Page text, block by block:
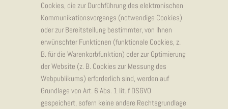
Cookies, die zur Durchführung des elektronischen
Kommunikationsvorgangs (notwendige Cookies)
oder zur Bereitstellung bestimmter, von Ihnen
erwünschter Funktionen (funktionale Cookies, z.
B. für die Warenkorbfunktion) oder zur Optimierung
der Website (z. B. Cookies zur Messung des
Webpublikums) erforderlich sind, werden auf
Grundlage von Art. 6 Abs. 1 lit. f DSGVO
gespeichert, sofern keine andere Rechtsgrundlage